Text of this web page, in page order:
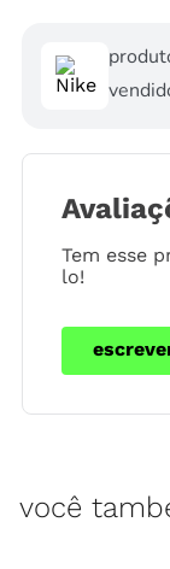
Tem esse
lo!
você